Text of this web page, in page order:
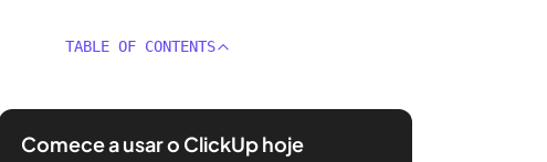
TABLE OF CONTENTS
Comece a usar o ClickUp hoje